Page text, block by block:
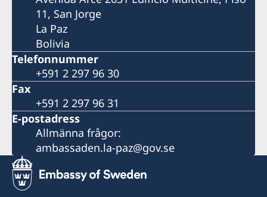
11, San Jorge
La Paz
Bolivia
Telefonnummer
+591 2 297 96 30
Fax
+591 2 297 96 31
E-postadress
Allmänna frågor:
ambassaden.la-paz@gov.se